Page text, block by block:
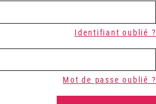
Identifiant oublié ?
Mot de passe oublié ?